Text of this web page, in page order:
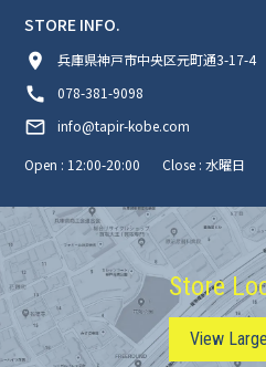
STORE INFO.
room
兵庫県神戸市中央区元町通3-17-4
call 078-381-9098
mail_outline info@tapir-kobe.com
Open : 12:00-20:00 Close : 水曜日
Store
View